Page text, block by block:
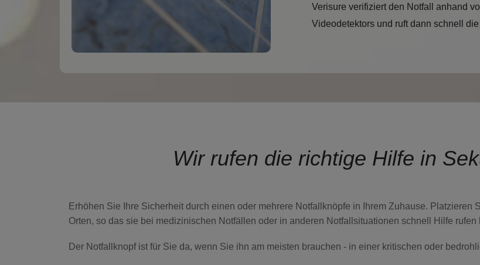
Verisure verifiziert den Notfall anhand
Videodetektors und ruft dann schnell
Wir rufen die richtige Hilfe in
Erhöhen Sie Ihre Sicherheit durch einen oder mehrere Notfallknöpfe in Ihrem Zuhause. Platzieren
Orten, so das sie bei medizinischen Notfällen oder in anderen Notfallsituationen schnell Hilfe rufen
Der Notfallknopf ist für Sie da, wenn Sie ihn am meisten brauchen - in einer kritischen oder